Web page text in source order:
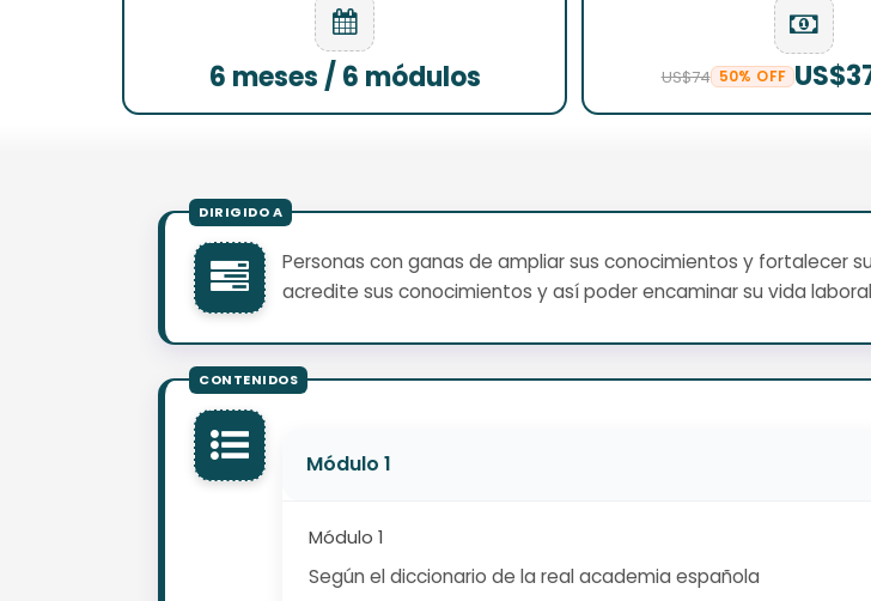
6 meses / 6 módulos US$74 50% OFF
Personas con ganas de ampliar sus conocimientos y fortalecer
acredite sus conocimientos y así poder encaminar su vida
Módulo 1
Módulo 1
Según el diccionario de la real academia española